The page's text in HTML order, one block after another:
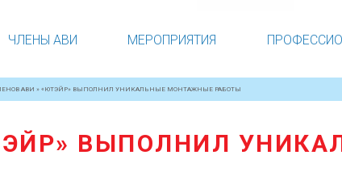
ЧЛЕНЫ АВИ МЕРОПРИЯТИЯ
АВИ » «ЮТЭЙР» ВЫПОЛНИЛ УНИКАЛЬНЫЕ МОНТАЖНЫЕ РАБОТЫ
ВЫПОЛНИЛ